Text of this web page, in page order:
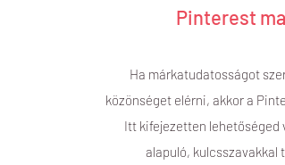
Pinterest
Ha márkatudatosságot
közönséget elérni, akkor a
Itt kifejezetten lehetőséged
alapuló, kulcsszavakkal